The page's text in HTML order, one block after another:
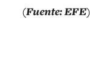
(Fuente: EFE)